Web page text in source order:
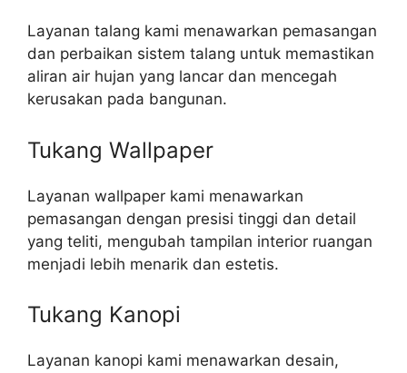
Layanan talang kami menawarkan pemasangan
dan perbaikan sistem talang untuk memastikan
aliran air hujan yang lancar dan mencegah
kerusakan pada bangunan.
Tukang Wallpaper
Layanan wallpaper kami menawarkan
pemasangan dengan presisi tinggi dan detail
yang teliti, mengubah tampilan interior ruangan
menjadi lebih menarik dan estetis.
Tukang Kanopi
Layanan kanopi kami menawarkan desain,